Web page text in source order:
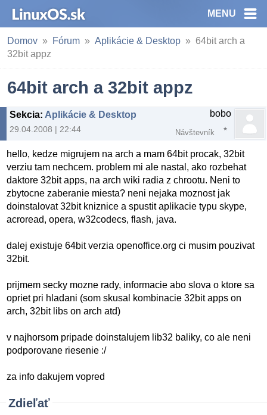
MENU
Domov Fórum Aplikácie & Desktop
64bit arch a
32bit appz
64bit arch a 32bit appz
Sekcia: Aplikácie & Desktop
29.04.2008 | 22:44
bobo
Návštevník
hello, kedze migrujem na arch a mam 64bit procak, 32bit
verziu tam nechcem. problem mi ale nastal, ako rozbehat
daktore 32bit apps, na arch wiki radia z chrootu. Neni to
zbytocne zaberanie miesta? neni nejaka moznost jak
doinstalovat 32bit kniznice a spustit aplikacie typu skype,
acroread, opera, w32codecs, flash, java.
dalej existuje 64bit verzia openoffice.org ci musim pouzivat
32bit.
prijmem secky mozne rady, informacie abo slova o ktore sa
opriet pri hladani (som skusal kombinacie 32bit apps on
arch, 32bit libs on arch atd)
v najhorsom pripade doinstalujem lib32 baliky, co ale neni
podporovane riesenie :/
za info dakujem vopred
Zdieľať